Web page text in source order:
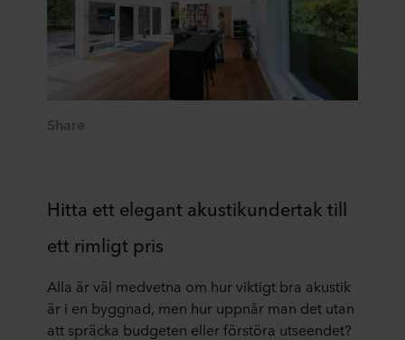
Share
Hitta ett elegant akustikundertak till
ett rimligt pris
Alla är väl medvetna om hur viktigt bra akustik
är i en byggnad, men hur uppnår man det utan
att spräcka budgeten eller förstöra utseendet?